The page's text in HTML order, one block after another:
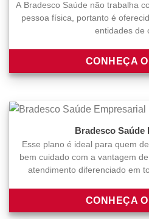
A Bradesco Saúde não trabalha
pessoa física, portanto é
entidades de
CONHEÇA
Bradesco Saúde
Esse plano é ideal para quem
bem cuidado com a vantagem
atendimento diferenciado em
CONHEÇA